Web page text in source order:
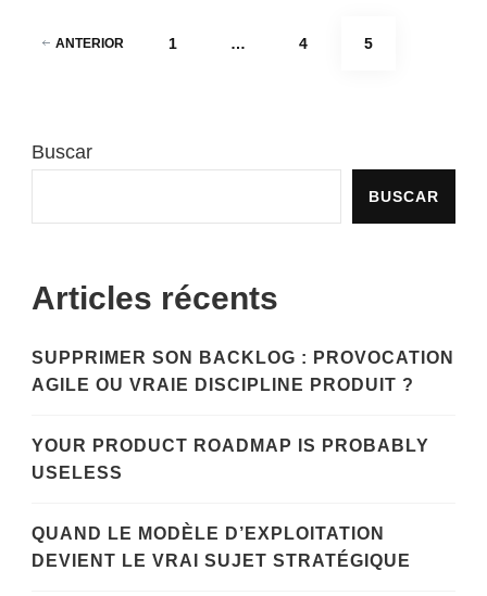
Paginación
ANTERIOR PÁGINA
1 … PÁGINA
4 PÁGINA
5
Buscar
BUSCAR
Articles récents
SUPPRIMER SON BACKLOG : PROVOCATION
AGILE OU VRAIE DISCIPLINE PRODUIT ?
YOUR PRODUCT ROADMAP IS PROBABLY
USELESS
QUAND LE MODÈLE D’EXPLOITATION
DEVIENT LE VRAI SUJET STRATÉGIQUE